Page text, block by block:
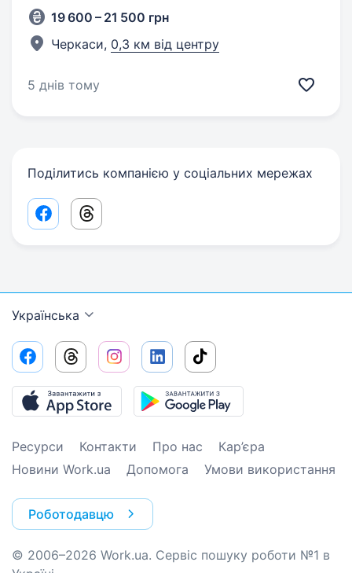
19 600 – 21 500 грн
Черкаси, 0,3 км від центру
5 днів тому
Поділитись компанією у соціальних мережах
Facebook share link
Threads share link
Українська
Ресурси Контакти Про нас
Кар’єра
Новини Work.ua
Допомога Умови використання
Роботодавцю
© 2006–2026 Work.ua. Сервіс пошуку роботи №1 в